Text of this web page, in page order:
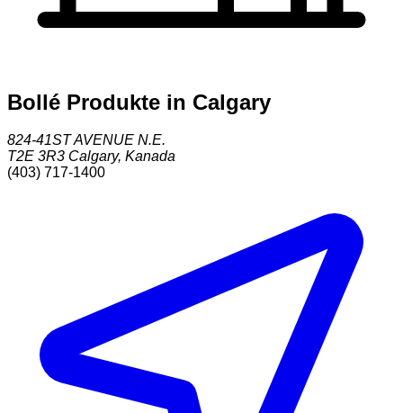
Bollé Produkte in Calgary
824-41ST AVENUE N.E.
T2E 3R3 Calgary, Kanada
(403) 717-1400